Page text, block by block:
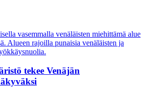
tekee Venäjän